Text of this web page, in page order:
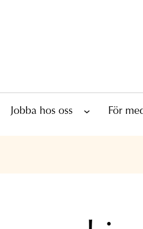
Jobba hos oss För